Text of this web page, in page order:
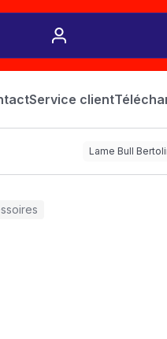
Service client
Lame Bull